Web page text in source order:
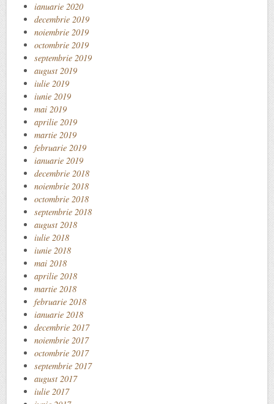
ianuarie 2020
decembrie 2019
noiembrie 2019
octombrie 2019
septembrie 2019
august 2019
iulie 2019
iunie 2019
mai 2019
aprilie 2019
martie 2019
februarie 2019
ianuarie 2019
decembrie 2018
noiembrie 2018
octombrie 2018
septembrie 2018
august 2018
iulie 2018
iunie 2018
mai 2018
aprilie 2018
martie 2018
februarie 2018
ianuarie 2018
decembrie 2017
noiembrie 2017
octombrie 2017
septembrie 2017
august 2017
iulie 2017